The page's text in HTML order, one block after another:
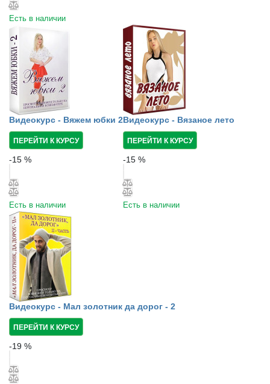
Есть в наличии
Видеокурс - Вяжем юбки 2
ПЕРЕЙТИ К КУРСУ
-15 %
Есть в наличии
Видеокурс - Вязаное лето
ПЕРЕЙТИ К КУРСУ
-15 %
Есть в наличии
Видеокурс - Мал золотник да дорог - 2
ПЕРЕЙТИ К КУРСУ
-19 %